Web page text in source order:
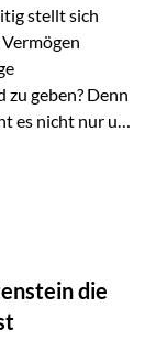
stellt sich
geben? Denn
es nicht nur um
erhalten
Tochter
möchte die
die